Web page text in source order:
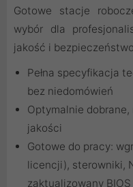
Gotowe stacje
wybór dla
jakość i
Pełna specyfikacja
bez niedomówień
Optymalnie dobrane,
jakości
Gotowe do pracy:
licencji), sterowniki,
zaktualizowany BIOS